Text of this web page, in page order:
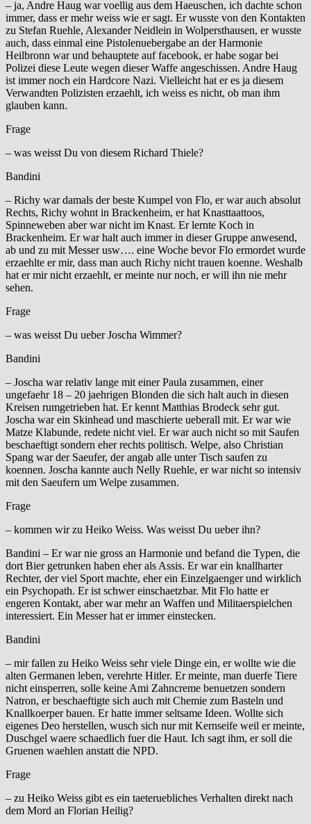
– ja, Andre Haug war voellig aus dem Haeuschen, ich dachte schon
immer, dass er mehr weiss wie er sagt. Er wusste von den Kontakten
zu Stefan Ruehle, Alexander Neidlein in Wolpersthausen, er wusste
auch, dass einmal eine Pistolenuebergabe an der Harmonie
Heilbronn war und behauptete auf facebook, er habe sogar bei
Polizei diese Leute wegen dieser Waffe angeschissen. Andre Haug
ist immer noch ein Hardcore Nazi. Vielleicht hat er es ja diesem
Verwandten Polizisten erzaehlt, ich weiss es nicht, ob man ihm
glauben kann.
Frage
– was weisst Du von diesem Richard Thiele?
Bandini
– Richy war damals der beste Kumpel von Flo, er war auch absolut
Rechts, Richy wohnt in Brackenheim, er hat Knasttaattoos,
Spinneweben aber war nicht im Knast. Er lernte Koch in
Brackenheim. Er war halt auch immer in dieser Gruppe anwesend,
ab und zu mit Messer usw…. eine Woche bevor Flo ermordet wurde
erzaehlte er mir, dass man auch Richy nicht trauen koenne. Weshalb
hat er mir nicht erzaehlt, er meinte nur noch, er will ihn nie mehr
sehen.
Frage
– was weisst Du ueber Joscha Wimmer?
Bandini
– Joscha war relativ lange mit einer Paula zusammen, einer
ungefaehr 18 – 20 jaehrigen Blonden die sich halt auch in diesen
Kreisen rumgetrieben hat. Er kennt Matthias Brodeck sehr gut.
Joscha war ein Skinhead und maschierte ueberall mit. Er war wie
Matze Klabunde, redete nicht viel. Er war auch nicht so mit Saufen
beschaeftigt sondern eher rechts politisch. Welpe, also Christian
Spang war der Saeufer, der angab alle unter Tisch saufen zu
koennen. Joscha kannte auch Nelly Ruehle, er war nicht so intensiv
mit den Saeufern um Welpe zusammen.
Frage
– kommen wir zu Heiko Weiss. Was weisst Du ueber ihn?
Bandini – Er war nie gross an Harmonie und befand die Typen, die
dort Bier getrunken haben eher als Assis. Er war ein knallharter
Rechter, der viel Sport machte, eher ein Einzelgaenger und wirklich
ein Psychopath. Er ist schwer einschaetzbar. Mit Flo hatte er
engeren Kontakt, aber war mehr an Waffen und Militaerspielchen
interessiert. Ein Messer hat er immer einstecken.
Bandini
– mir fallen zu Heiko Weiss sehr viele Dinge ein, er wollte wie die
alten Germanen leben, verehrte Hitler. Er meinte, man duerfe Tiere
nicht einsperren, solle keine Ami Zahncreme benuetzen sondern
Natron, er beschaeftigte sich auch mit Chemie zum Basteln und
Knallkoerper bauen. Er hatte immer seltsame Ideen. Wollte sich
eigenes Deo herstellen, wusch sich nur mit Kernseife weil er meinte,
Duschgel waere schaedlich fuer die Haut. Ich sagt ihm, er soll die
Gruenen waehlen anstatt die NPD.
Frage
– zu Heiko Weiss gibt es ein taeteruebliches Verhalten direkt nach
dem Mord an Florian Heilig?